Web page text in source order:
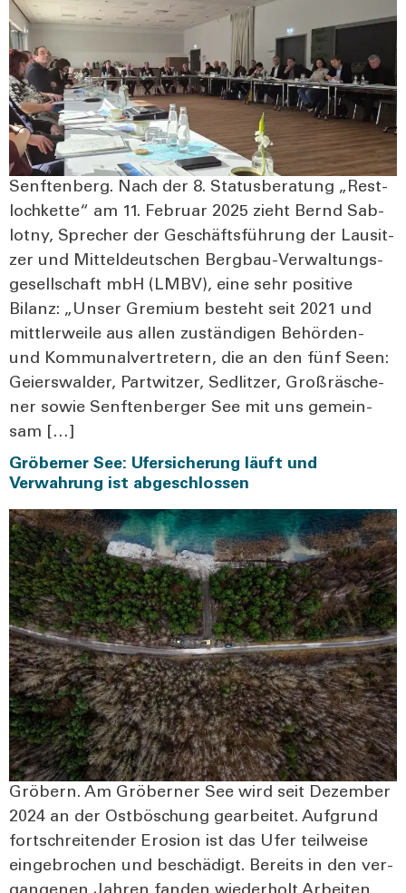
Senf­ten­berg. Nach der 8. Sta­tus­be­ra­tung „Rest­
loch­ket­te“ am 11. Febru­ar 2025 zieht Bernd Sab­
lot­ny, Spre­cher der Geschäfts­füh­rung der Lau­sit­
zer und Mit­tel­deut­schen Ber­g­­bau-Ver­­­wal­­tungs­­­
ge­­sel­l­­schaft mbH (LMBV), eine sehr posi­ti­ve
Bilanz: „Unser Gre­mi­um besteht seit 2021 und
mitt­ler­wei­le aus allen zustän­di­gen Behör­­den-
und Kom­mu­nal­ver­tre­tern, die an den fünf Seen:
Gei­ers­wal­der, Part­wit­zer, Sedlit­zer, Groß­räsche­
ner sowie Senf­ten­ber­ger See mit uns gemein­
sam […]
Gröberner See: Ufersicherung läuft und
Verwahrung ist abgeschlossen
Grö­bern. Am Grö­ber­ner See wird seit Dezem­ber
2024 an der Ost­bö­schung gear­bei­tet. Auf­grund
fort­schrei­ten­der Ero­si­on ist das Ufer teil­wei­se
ein­ge­bro­chen und beschä­digt. Bereits in den ver­